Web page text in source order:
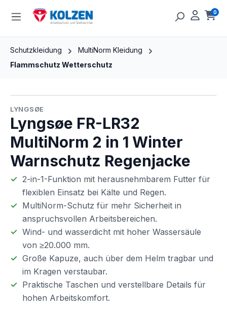
Zum Hauptinhalt springen 0
Schutzkleidung
MultiNorm Kleidung
Flammschutz Wetterschutz
LYNGSØE
Lyngsøe FR-LR32
MultiNorm 2 in 1 Winter
Warnschutz Regenjacke
2-in-1-Funktion mit herausnehmbarem Futter für
flexiblen Einsatz bei Kälte und Regen.
MultiNorm-Schutz für mehr Sicherheit in
anspruchsvollen Arbeitsbereichen.
Wind- und wasserdicht mit hoher Wassersäule
von ≥20.000 mm.
Große Kapuze, auch über dem Helm tragbar und
im Kragen verstaubar.
Praktische Taschen und verstellbare Details für
hohen Arbeitskomfort.